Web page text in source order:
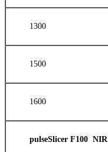
1300
1500
1600
pulseSlicer F100 NIR